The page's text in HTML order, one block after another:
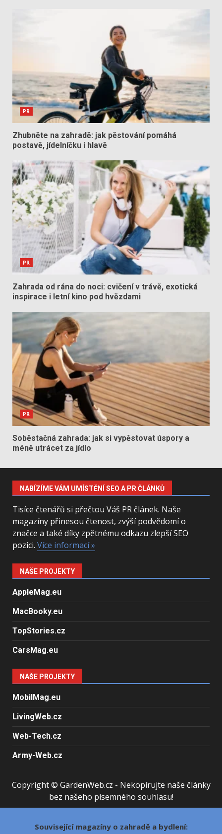
PR
Zhubněte na zahradě: jak pěstování pomáhá
postavě, jídelníčku i hlavě
PR
Zahrada od rána do noci: cvičení v trávě, exotická
inspirace i letní kino pod hvězdami
PR
Soběstačná zahrada: jak si vypěstovat úspory a
méně utrácet za jídlo
NABÍZÍME VÁM UMÍSTĚNÍ SEO A PR ČLÁNKŮ
Tisíce čtenářů si přečtou Váš PR článek. Naše
magazíny přinesou čtenost, zvýší podvědomí o
značce a také díky zpětnému odkazu zlepší SEO
pozici. Více informací »
NAŠE PROJEKTY
AppleMag.eu
MacBooky.eu
TopStories.cz
CarsMag.eu
NAŠE PROJEKTY
MobilMag.eu
LivingWeb.cz
Web-Tech.cz
Army-Web.cz
Copyright © GardenWeb.cz - Nekopírujte naše články
bez našeho písemného souhlasu!
Související magazíny o zahradě a bydlení: